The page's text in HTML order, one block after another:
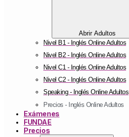
Abrir Adultos
Nivel B1 - Inglés Online Adultos
Nivel B2 - Inglés Online Adultos
Nivel C1 - Inglés Online Adultos
Nivel C2 - Inglés Online Adultos
Speaking - Inglés Online Adultos
Precios - Inglés Online Adultos
Exámenes
FUNDAE
Precios